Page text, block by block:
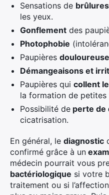
Sensations de brûlures
les yeux.
Gonflement des
Photophobie
Paupières
Démangeaisons et
Paupières qui collent
la formation de petites
Possibilité de perte de
cicatrisation.
En général, le diagnostic
confirmé grâce à un
médecin pourrait vous
bactériologique si votre
traitement ou si